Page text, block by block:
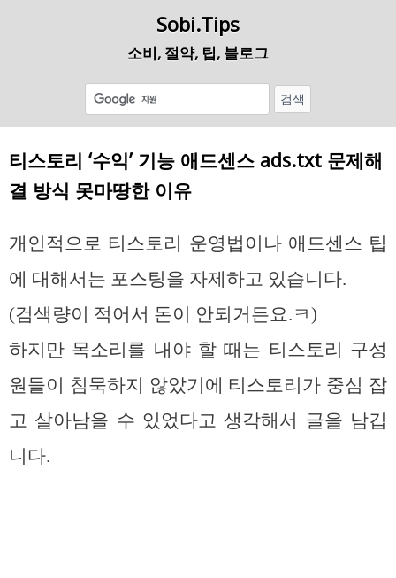
Sobi.Tips
소비, 절약, 팁, 블로그
티스토리 ‘수익’ 기능 애드센스 ads.txt 문제해
결 방식 못마땅한 이유
개인적으로 티스토리 운영법이나 애드센스 팁
에 대해서는 포스팅을 자제하고 있습니다.
(검색량이 적어서 돈이 안되거든요.ㅋ)
하지만 목소리를 내야 할 때는 티스토리 구성
원들이 침묵하지 않았기에 티스토리가 중심 잡
고 살아남을 수 있었다고 생각해서 글을 남깁
니다.